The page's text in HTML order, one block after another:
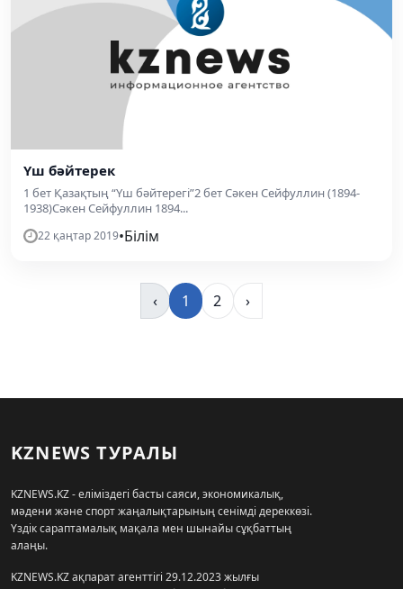
Үш бәйтерек
1 бет Қазақтың “Үш бәйтерегі”2 бет Сәкен Сейфуллин (1894-
1938)Сәкен Сейфуллин 1894...
22 қаңтар 2019•Білім
‹ 1 2 ›
KZNEWS ТУРАЛЫ
KZNEWS.KZ - еліміздегі басты саяси, экономикалық,
мәдени және спорт жаңалықтарының сенімді дереккөзі.
Үздік сараптамалық мақала мен шынайы сұқбаттың
алаңы.
KZNEWS.KZ ақпарат агенттігі 29.12.2023 жылғы